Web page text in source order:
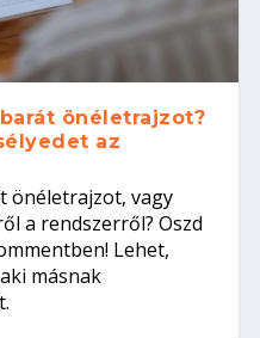
önéletrajzot?
az
önéletrajzot, vagy
a rendszerről? Oszd
Lehet,
másnak